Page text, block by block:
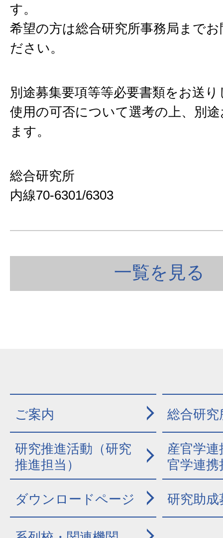
す。
希望の方は総合研究所事務局まで
ださい。
別途募集要項等等必要書類をお送
使用の可否について選考の上、別
ます。
総合研究所
内線70-6301/6303
一覧を見る
ご案内 総合研究
研究推進活動（研究
推進担当）
産官学
官学連携
ダウンロードページ 研究助成